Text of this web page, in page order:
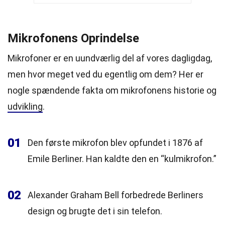
Mikrofonens Oprindelse
Mikrofoner er en uundværlig del af vores dagligdag,
men hvor meget ved du egentlig om dem? Her er
nogle spændende fakta om mikrofonens historie og
udvikling.
01
Den første mikrofon blev opfundet i 1876 af
Emile Berliner. Han kaldte den en “kulmikrofon.”
02
Alexander Graham Bell forbedrede Berliners
design og brugte det i sin telefon.